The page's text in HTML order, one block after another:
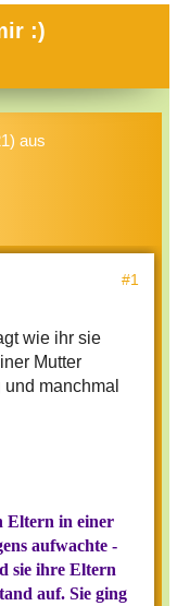
:)
aus
#1
wie ihr sie
Mutter
manchmal
Eltern in einer
aufwachte -
sie ihre Eltern
auf. Sie ging